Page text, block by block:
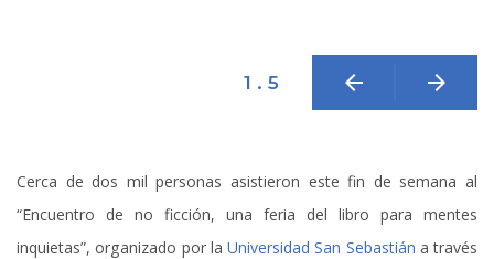
1 . 5 arrow_back arrow_forward
Cerca de dos mil personas asistieron este fin de semana al
“Encuentro de no ficción, una feria del libro para mentes
inquietas”, organizado por la Universidad San Sebastián a través